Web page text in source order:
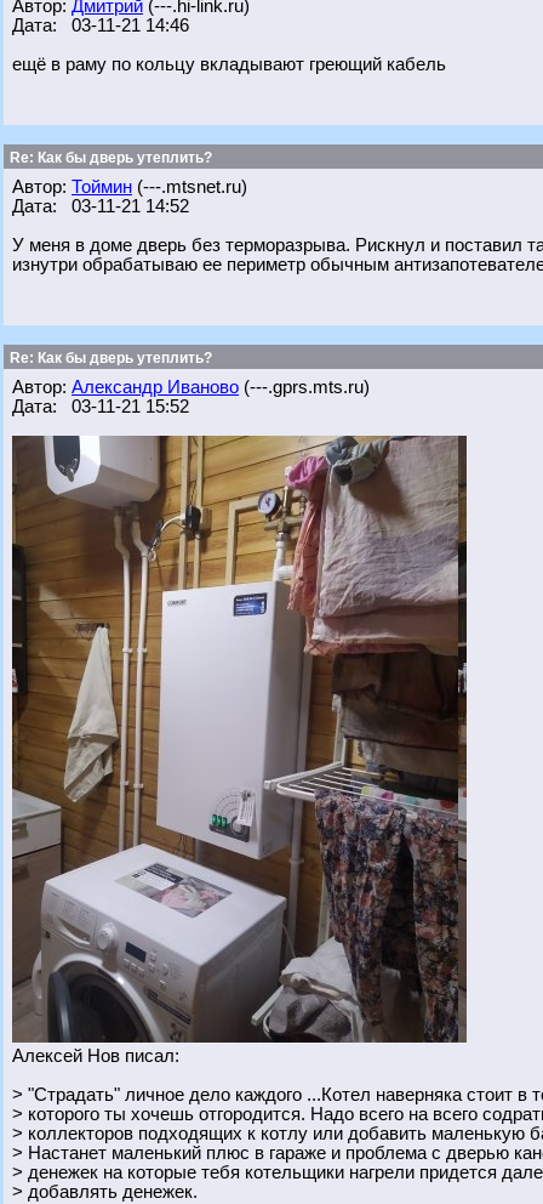
Автор: Дмитрий (---.hi-link.ru)
Дата: 03-11-21 14:46
ещё в раму по кольцу вкладывают греющий кабель
Re: Как бы дверь утеплить?
Автор: Тоймин (---.mtsnet.ru)
Дата: 03-11-21 14:52
У меня в доме дверь без терморазрыва. Рискнул и поставил
изнутри обрабатываю ее периметр обычным
Re: Как бы дверь утеплить?
Автор: Александр Иваново (---.gprs.mts.ru)
Дата: 03-11-21 15:52
Алексей Нов писал:
> "Страдать" личное дело каждого ...Котел наверняка стоит в
> которого ты хочешь отгородится. Надо всего на всего
> коллекторов подходящих к котлу или добавить маленькую
> Настанет маленький плюс в гараже и проблема с дверью
> денежек на которые тебя котельщики нагрели придется
> добавлять денежек.